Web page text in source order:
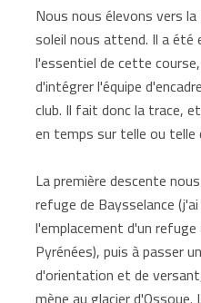
Nous nous élevons vers
soleil nous attend. Il a été
l'essentiel de cette
d'intégrer l'équipe
club. Il fait donc la trace,
en temps sur telle ou telle
La première descente
refuge de Baysselance
l'emplacement d'un
Pyrénées), puis à passer
d'orientation et de